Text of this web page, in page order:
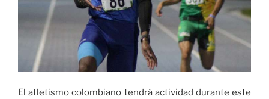
de
Cali»
El atletismo colombiano tendrá actividad durante este